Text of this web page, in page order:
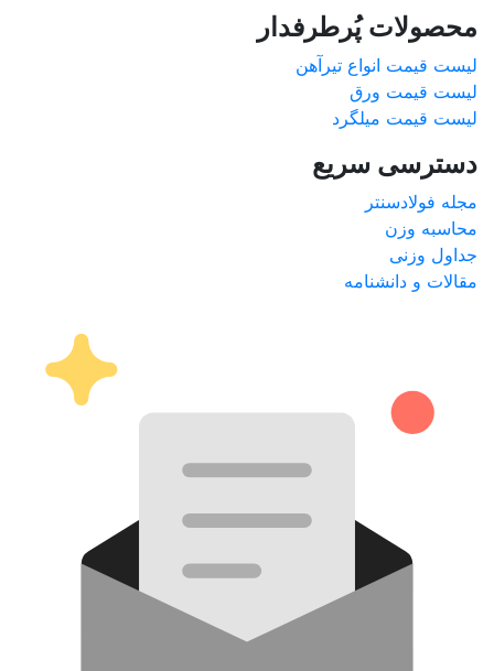
محصولات پُرطرفدار
لیست قیمت انواع تیرآهن
لیست قیمت ورق
لیست قیمت میلگرد
دسترسی سریع
مجله فولادسنتر
محاسبه وزن
جداول وزنی
مقالات و دانشنامه